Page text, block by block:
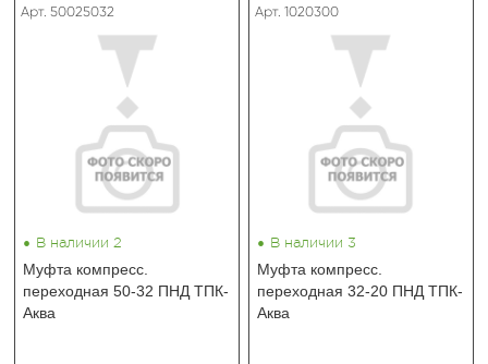
Арт. 50025032
• В наличии 2
Муфта компресс.
переходная 50-32 ПНД ТПК-
Аква
Арт. 1020300
• В наличии 3
Муфта компресс.
переходная 32-20 ПНД ТПК-
Аква